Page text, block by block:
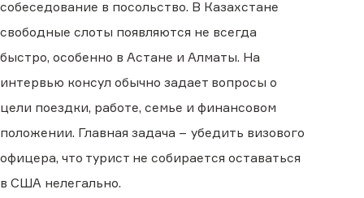
собеседование в посольство. В Казахстане
свободные слоты появляются не всегда
быстро, особенно в Астане и Алматы. На
интервью консул обычно задает вопросы о
цели поездки, работе, семье и финансовом
положении. Главная задача − убедить визового
офицера, что турист не собирается оставаться
в США нелегально.